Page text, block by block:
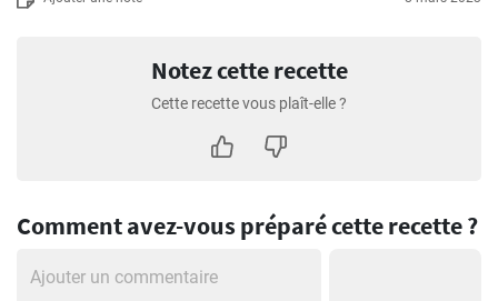
Notez cette recette
Cette recette vous plaît-elle ?
Comment avez-vous préparé cette recette ?